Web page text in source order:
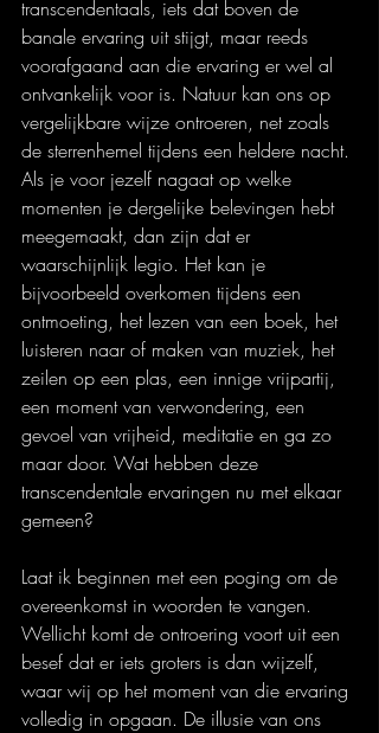
transcendentaals, iets dat boven de
banale ervaring uit stijgt, maar reeds
voorafgaand aan die ervaring er wel al
ontvankelijk voor is. Natuur kan ons op
vergelijkbare wijze ontroeren, net zoals
de sterrenhemel tijdens een heldere nacht.
Als je voor jezelf nagaat op welke
momenten je dergelijke belevingen hebt
meegemaakt, dan zijn dat er
waarschijnlijk legio. Het kan je
bijvoorbeeld overkomen tijdens een
ontmoeting, het lezen van een boek, het
luisteren naar of maken van muziek, het
zeilen op een plas, een innige vrijpartij,
een moment van verwondering, een
gevoel van vrijheid, meditatie en ga zo
maar door. Wat hebben deze
transcendentale ervaringen nu met elkaar
gemeen?
Laat ik beginnen met een poging om de
overeenkomst in woorden te vangen.
Wellicht komt de ontroering voort uit een
besef dat er iets groters is dan wijzelf,
waar wij op het moment van die ervaring
volledig in opgaan. De illusie van ons